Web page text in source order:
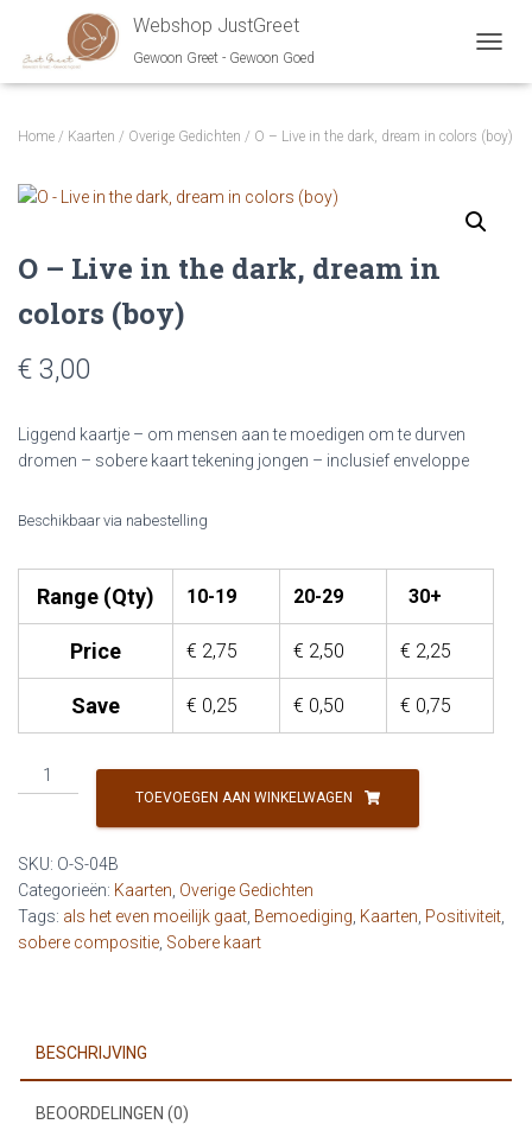
Webshop JustGreet
Gewoon Greet - Gewoon Goed
Home / Kaarten / Overige Gedichten / O – Live in the dark, dream in colors (boy)
O – Live in the dark, dream in
colors (boy)
€ 3,00
Liggend kaartje – om mensen aan te moedigen om te durven
dromen – sobere kaart tekening jongen – inclusief enveloppe
Beschikbaar via nabestelling
Range (Qty) 10-19 20-29 30+
Price € 2,75 € 2,50 € 2,25
Save € 0,25 € 0,50 € 0,75
-
the
dark,
dream
in
TOEVOEGEN AAN WINKELWAGEN
SKU: O-S-04B
Categorieën: Kaarten Overige Gedichten
Tags: als het even moeilijk gaat Bemoediging Kaarten Positiviteit
sobere compositie Sobere kaart
BESCHRIJVING
BEOORDELINGEN (0)